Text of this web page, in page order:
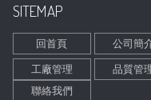
SITEMAP
回首頁 公司簡
工廠管理 品質管
聯絡我們